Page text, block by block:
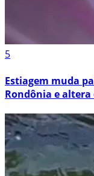
5
Estiagem muda
Rondônia e altera